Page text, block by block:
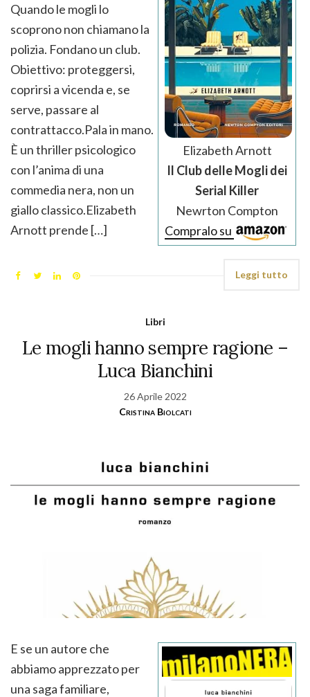
Elizabeth Arnott
Il Club delle Mogli dei
Serial Killer
Newrton Compton
Compralo su
Quando le mogli lo
scoprono non chiamano la
polizia. Fondano un club.
Obiettivo: proteggersi,
coprirsi a vicenda e, se
serve, passare al
contrattacco.Pala in mano.
È un thriller psicologico
con l’anima di una
commedia nera, non un
giallo classico.Elizabeth
Arnott prende […]
Leggi tutto
Libri
Le mogli hanno sempre ragione –
Luca Bianchini
26 Aprile 2022
Cristina Biolcati
E se un autore che
abbiamo apprezzato per
una saga familiare,